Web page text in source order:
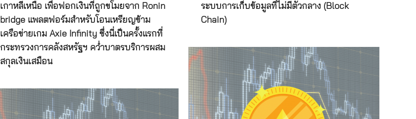
ระบบการเก็บข้อมูลที่ไม่มีตัวกลาง (Block
Chain)
เกาหลีเหนือ เพื่อฟอกเงินที่ถูกขโมยจาก Ronin
bridge แพลตฟอร์มสำหรับโอนเหรียญข้าม
เครือข่ายเกม Axie Infinity ซึ่งนี่เป็นครั้งแรกที่
กระทรวงการคลังสหรัฐฯ คว่ำบาตรบริการผสม
สกุลเงินเสมือน